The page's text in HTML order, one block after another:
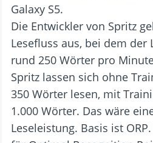
Galaxy S5.
Die Entwickler von Spritz
Lesefluss aus, bei dem der
rund 250 Wörter pro
Spritz lassen sich ohne
350 Wörter lesen, mit
1.000 Wörter. Das wäre
Leseleistung. Basis ist